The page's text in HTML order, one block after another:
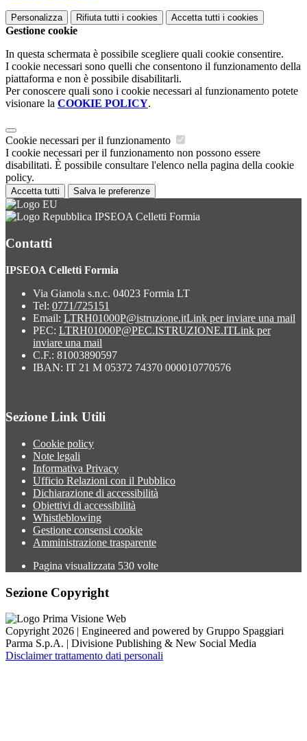
Personalizza Rifiuta tutti i cookies Accetta tutti i cookies
Gestione cookie
In questa schermata è possibile scegliere quali cookie consentire.
I cookie necessari sono quelli che consentono il funzionamento della
piattaforma e non è possibile disabilitarli.
Per conoscere quali sono i cookie necessari al funzionamento potete
visionare la COOKIE POLICY.
Cookie necessari per il funzionamento
I cookie necessari per il funzionamento non possono essere
disabilitati. È possibile consultare l'elenco nella pagina della cookie
policy.
Accetta tutti Salva le preferenze
IPSEOA Celletti Formia
Contatti
IPSEOA Celletti Formia
Via Gianola s.n.c. 04023 Formia LT
Tel: 0771/725151
Email: LTRH01000P@istruzione.itLink per inviare una mail
PEC: LTRH01000P@PEC.ISTRUZIONE.ITLink per
inviare una mail
C.F.: 81003890597
IBAN: IT 21 M 05372 74370 000010770576
Sezione Link Utili
Cookie policy
Note legali
Informativa Privacy
Ufficio Relazioni con il Pubblico
Dichiarazione di accessibilità
Obiettivi di accessibilità
Whistleblowing
Gestione consensi cookie
Amministrazione trasparente
Pagina visualizzata 530 volte
Sezione Copyright
Copyright 2026 | Engineered and powered by Gruppo Spaggiari
Parma S.p.A. | Divisione Publishing & New Social Media
Disclaimer trattamento dati personali